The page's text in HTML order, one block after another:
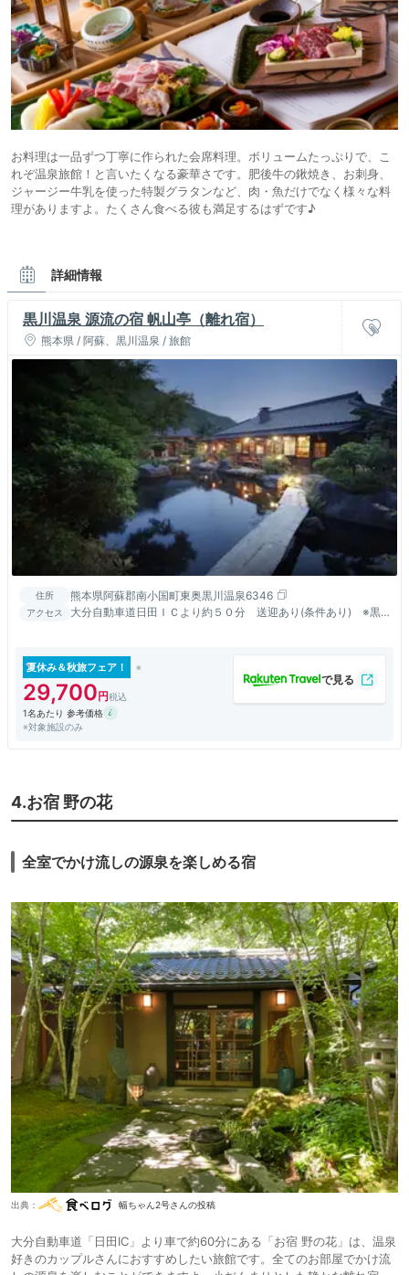
お料理は一品ずつ丁寧に作られた会席料理。ボリュームたっぷりで、こ
れぞ温泉旅館！と言いたくなる豪華さです。肥後牛の鍬焼き、お刺身、
ジャージー牛乳を使った特製グラタンなど、肉・魚だけでなく様々な料
理がありますよ。たくさん食べる彼も満足するはずです♪
詳細情報
黒川温泉 源流の宿 帆山亭（離れ宿）
熊本県 / 阿蘇、黒川温泉 / 旅館
住所 熊本県阿蘇郡南小国町東奥黒川温泉6346
アクセス
大分自動車道日田ＩＣより約５０分 送迎あり(条件あり) ※黒
夏休み＆秋旅フェア！
29,700
1名あたり 参考価格
※対象施設のみ
4.お宿 野の花
全室でかけ流しの源泉を楽しめる宿
出典： 幅ちゃん2号さんの投稿
大分自動車道「日田IC」より車で約60分にある「お宿 野の花」は、温泉
好きのカップルさんにおすすめしたい旅館です。全てのお部屋でかけ流